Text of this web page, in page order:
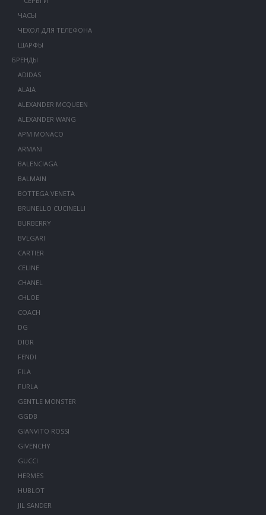
ЧАСЫ
ЧЕХОЛ ДЛЯ ТЕЛЕФОНА
ШАРФЫ
БРЕНДЫ
ADIDAS
ALAIA
ALEXANDER MCQUEEN
ALEXANDER WANG
APM MONACO
ARMANI
BALENCIAGA
BALMAIN
BOTTEGA VENETA
BRUNELLO CUCINELLI
BURBERRY
BVLGARI
CARTIER
CELINE
CHANEL
CHLOE
COACH
DG
DIOR
FENDI
FILA
FURLA
GENTLE MONSTER
GGDB
GIANVITO ROSSI
GIVENCHY
GUCCI
HERMES
HUBLOT
JIL SANDER